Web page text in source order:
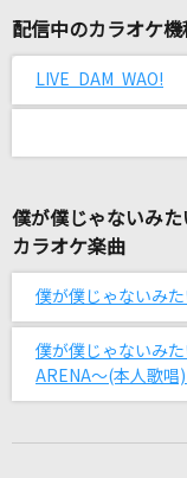
LOVE&CHAIN
B'z
池田綾子
Prison Song [
System Of A Down
Tell Me Tell
PiKi
ひぐらしのなく
配信中のカラオケ機
LIVE DAM WAO!
僕が僕じゃないみ
カラオケ楽曲
僕が僕じゃないみた
僕が僕じゃないみ
ARENA～(本人歌唱